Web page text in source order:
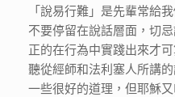
「說易行難」是先輩常給
不要停留在說話層面，切
正的在行為中實踐出來才
聽從經師和法利塞人所講
一些很好的道理，但耶穌